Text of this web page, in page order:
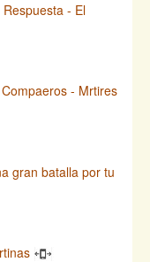
- El
- Mrtires
gran batalla por tu